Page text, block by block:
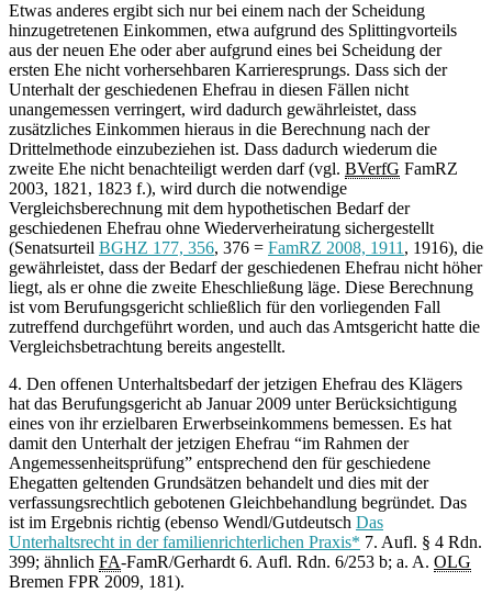
Etwas anderes ergibt sich nur bei einem nach der Scheidung
hinzugetretenen Einkommen, etwa aufgrund des Splittingvorteils
aus der neuen Ehe oder aber aufgrund eines bei Scheidung der
ersten Ehe nicht vorhersehbaren Karrieresprungs. Dass sich der
Unterhalt der geschiedenen Ehefrau in diesen Fällen nicht
unangemessen verringert, wird dadurch gewährleistet, dass
zusätzliches Einkommen hieraus in die Berechnung nach der
Drittelmethode einzubeziehen ist. Dass dadurch wiederum die
zweite Ehe nicht benachteiligt werden darf (vgl. BVerfG FamRZ
2003, 1821, 1823 f.), wird durch die notwendige
Vergleichsberechnung mit dem hypothetischen Bedarf der
geschiedenen Ehefrau ohne Wiederverheiratung sichergestellt
(Senatsurteil BGHZ 177, 356, 376 = FamRZ 2008, 1911, 1916), die
gewährleistet, dass der Bedarf der geschiedenen Ehefrau nicht höher
liegt, als er ohne die zweite Eheschließung läge. Diese Berechnung
ist vom Berufungsgericht schließlich für den vorliegenden Fall
zutreffend durchgeführt worden, und auch das Amtsgericht hatte die
Vergleichsbetrachtung bereits angestellt.
4. Den offenen Unterhaltsbedarf der jetzigen Ehefrau des Klägers
hat das Berufungsgericht ab Januar 2009 unter Berücksichtigung
eines von ihr erzielbaren Erwerbseinkommens bemessen. Es hat
damit den Unterhalt der jetzigen Ehefrau “im Rahmen der
Angemessenheitsprüfung” entsprechend den für geschiedene
Ehegatten geltenden Grundsätzen behandelt und dies mit der
verfassungsrechtlich gebotenen Gleichbehandlung begründet. Das
ist im Ergebnis richtig (ebenso Wendl/Gutdeutsch Das
Unterhaltsrecht in der familienrichterlichen Praxis* 7. Aufl. § 4 Rdn.
399; ähnlich FA-FamR/Gerhardt 6. Aufl. Rdn. 6/253 b; a. A. OLG
Bremen FPR 2009, 181).